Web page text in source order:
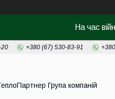
На час
20 +380 (67) 530-83-91
Група компаній